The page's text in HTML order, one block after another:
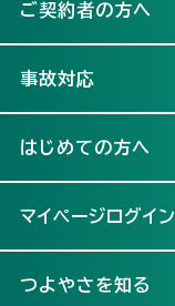
ご契約者の方へ
事故対応
はじめての方へ
マイページログイン
つよやさを知る